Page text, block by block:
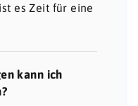
es Zeit für eine
kann ich